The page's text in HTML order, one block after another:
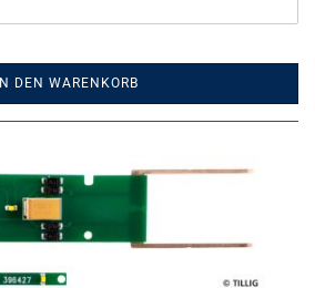
IN DEN WARENKORB